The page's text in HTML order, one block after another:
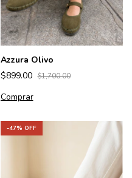
Azzura Olivo
$899.00 $1,700.00
Comprar
-47% OFF